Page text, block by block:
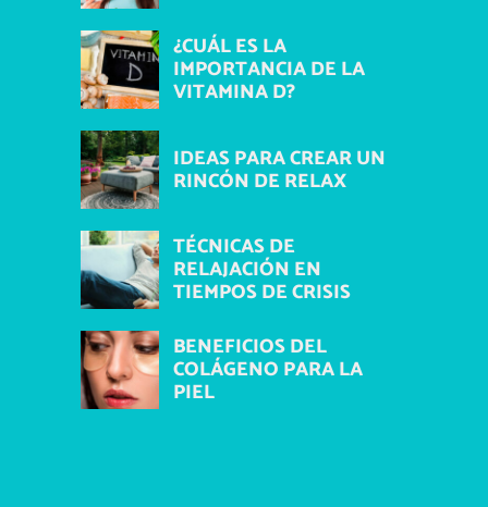
¿CUÁL ES LA
IMPORTANCIA DE LA
VITAMINA D?
IDEAS PARA CREAR UN
RINCÓN DE RELAX
TÉCNICAS DE
RELAJACIÓN EN
TIEMPOS DE CRISIS
BENEFICIOS DEL
COLÁGENO PARA LA
PIEL